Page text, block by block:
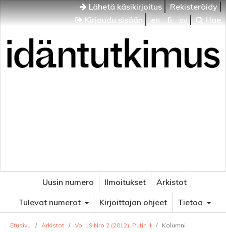
Lähetä käsikirjoitus
Rekisteröidy
Kirjaudu sisään
en fi sv Hae
Uusin numero Ilmoitukset
Arkistot
Tulevat numerot
Kirjoittajan ohjeet Tietoa
Etusivu / Arkistot / Vol 19 Nro 2 (2012): Putin II / Kolumni